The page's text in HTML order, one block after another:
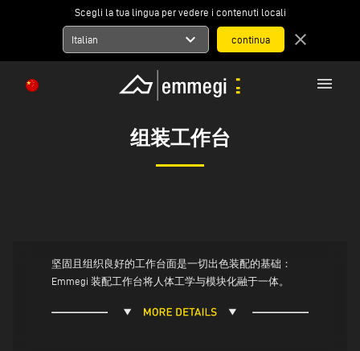
Scegli la tua lingua per vedere i contenuti locali
Italian expand_more close
menu
组装工作台
坚固且组织良好的工作台面是一切出色装配的基础：
Emmegi 装配工作台将人体工学与模块化融于一体。